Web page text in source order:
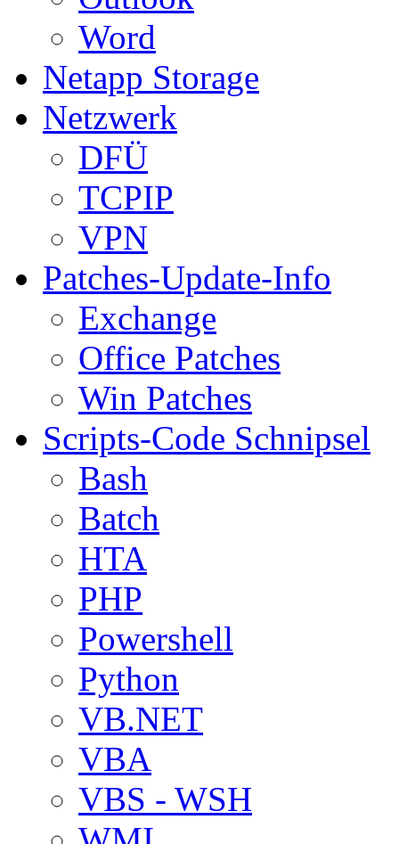
Word
Netapp Storage
Netzwerk
DFÜ
TCPIP
VPN
Patches-Update-Info
Exchange
Office Patches
Win Patches
Scripts-Code Schnipsel
Bash
Batch
HTA
PHP
Powershell
Python
VB.NET
VBA
VBS - WSH